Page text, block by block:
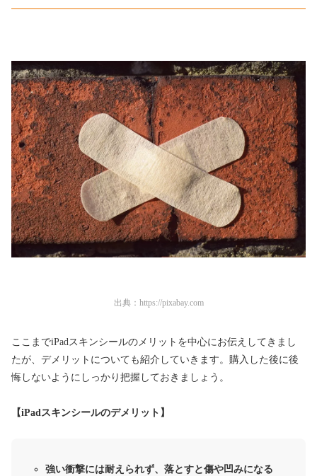
出典： https://pixabay.com
ここまでiPadスキンシールのメリットを中心にお伝えしてきまし
たが、デメリットについても紹介していきます。購入した後に後
悔しないようにしっかり把握しておきましょう。
【iPadスキンシールのデメリット】
強い衝撃には耐えられず、落とすと傷や凹みになる